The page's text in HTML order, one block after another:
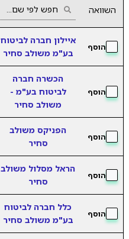
השוואה
הוסף
איילון חברה לביטוח
בע"מ משולב סחיר
הוסף
הכשרה חברה
לביטוח בע"מ -
משולב סחיר
הוסף
הפניקס משולב
סחיר
הוסף
הראל מסלול משולב
סחיר
הוסף
כלל חברה לביטוח
בע"מ משולב סחיר